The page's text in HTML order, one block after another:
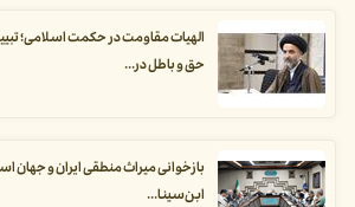
الهیات مقاومت در حکمت اسلامی؛
حق و باطل در...
بازخوانی میراث منطقی ایران و جهان
ابن‌سینا...